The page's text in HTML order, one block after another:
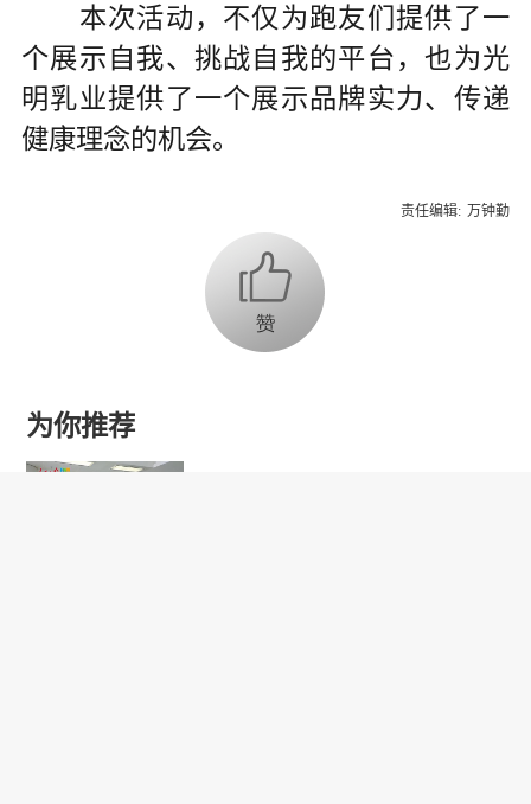
本次活动，不仅为跑友们提供了一
个展示自我、挑战自我的平台，也为光
明乳业提供了一个展示品牌实力、传递
健康理念的机会。
责任编辑: 万钟勤
为你推荐